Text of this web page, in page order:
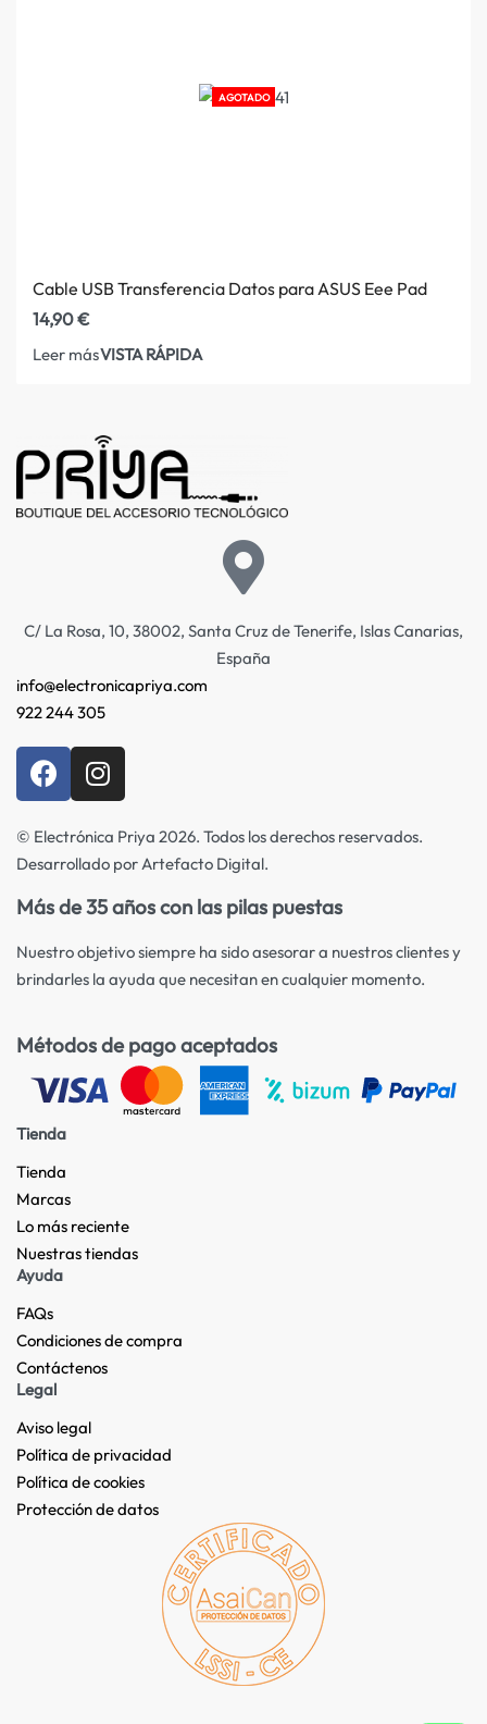
AGOTADO
Cable USB Transferencia Datos para ASUS Eee Pad
14,90€
Leer másVISTA RÁPIDA
C/ La Rosa, 10, 38002, Santa Cruz de Tenerife, Islas Canarias,
España
info@electronicapriya.com
922 244 305
© Electrónica Priya 2026. Todos los derechos reservados.
Desarrollado por Artefacto Digital.
Más de 35 años con las pilas puestas
Nuestro objetivo siempre ha sido asesorar a nuestros clientes y
brindarles la ayuda que necesitan en cualquier momento.
Métodos de pago aceptados
Tienda
Tienda
Marcas
Lo más reciente​
Nuestras tiendas​
Ayuda
FAQs
Condiciones de compra
Contáctenos
Legal
Aviso legal
Política de privacidad
Política de cookies
Protección de datos